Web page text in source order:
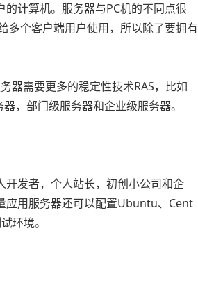
计算机。服务器与PC机的不同点很
多个客户端用户使用，所以除了要拥有
器需要更多的稳定性技术RAS，比如
，部门级服务器和企业级服务器。
发者，个人站长，初创小公司和企
应用服务器还可以配置Ubuntu、Cent
环境。